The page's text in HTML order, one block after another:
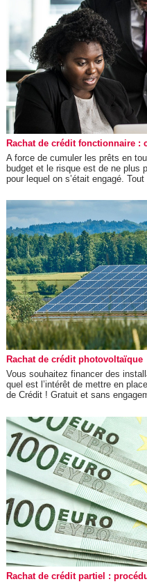
Rachat de crédit fonctionnaire :
A force de cumuler les prêts en
budget et le risque est de ne plus
pour lequel on s’était engagé.
Rachat de crédit photovoltaïque
Vous souhaitez financer des
quel est l’intérêt de mettre en
de Crédit ! Gratuit et sans
Rachat de crédit partiel :